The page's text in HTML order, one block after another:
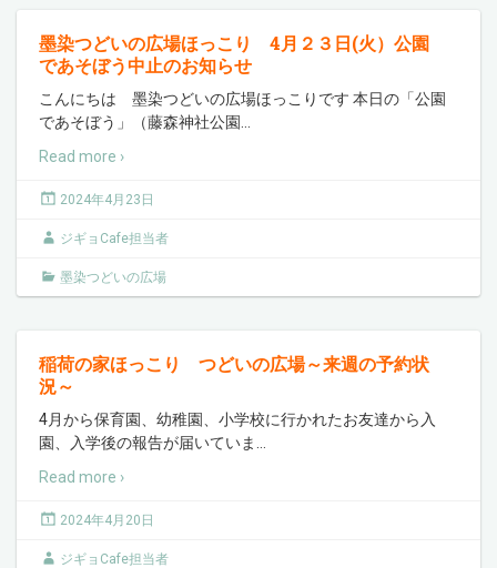
墨染つどいの広場ほっこり 4月２３日(火）公園
であそぼう中止のお知らせ
こんにちは 墨染つどいの広場ほっこりです 本日の「公園
であそぼう」（藤森神社公園
Read more ›
2024年4月23日
ジギョCafe担当者
墨染つどいの広場
稲荷の家ほっこり つどいの広場～来週の予約状
況～
4月から保育園、幼稚園、小学校に行かれたお友達から入
園、入学後の報告が届いていま
Read more ›
2024年4月20日
ジギョCafe担当者